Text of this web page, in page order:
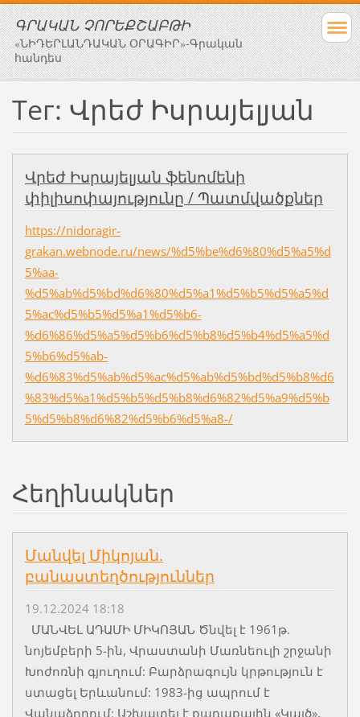
ԳՐԱԿԱՆ ՉՈՐԵՔՇԱԲԹԻ
«ՆԻԴԵՐԼԱՆԴԱԿԱՆ ՕՐԱԳԻՐ»-Գրական
հանդես
Тег: Վրեժ Իսրայելյան
Վրեժ Իսրայելյան ֆենոմենի
փիլիսոփայությունը / Պատմվածքներ
https://nidoragir-
grakan.webnode.ru/news/%d5%be%d6%80%d5%a5%d
5%aa-
%d5%ab%d5%bd%d6%80%d5%a1%d5%b5%d5%a5%d
5%ac%d5%b5%d5%a1%d5%b6-
%d6%86%d5%a5%d5%b6%d5%b8%d5%b4%d5%a5%d
5%b6%d5%ab-
%d6%83%d5%ab%d5%ac%d5%ab%d5%bd%d5%b8%d6
%83%d5%a1%d5%b5%d5%b8%d6%82%d5%a9%d5%b
5%d5%b8%d6%82%d5%b6%d5%a8-/
Հեղինակներ
Մանվել Միկոյան.
բանաստեղծություններ
19.12.2024 18:18
ՄԱՆՎԵԼ ԱԴԱՄԻ ՄԻԿՈՅԱՆ Ծնվել է 1961թ.
նոյեմբերի 5-ին, Վրաստանի Մառնեուլի շրջանի
Խոժոռնի գյուղում: Բարձրագույն կրթություն է
ստացել Երևանում: 1983-ից ապրում է
Վանաձորում: Աշխատել է քաղաքային «Կայծ»,